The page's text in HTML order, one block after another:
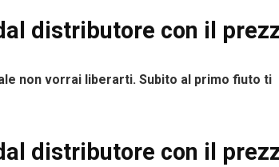
distributore con il
non vorrai liberarti. Subito al primo fiuto ti
distributore con il